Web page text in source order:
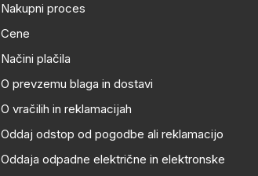
Nakupni proces
Cene
Načini plačila
O prevzemu blaga in dostavi
O vračilih in reklamacijah
Oddaj odstop od pogodbe ali reklamacijo
Oddaja odpadne električne in elektronske